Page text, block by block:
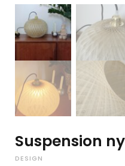
Suspension
DESIGN